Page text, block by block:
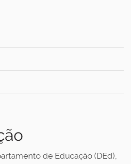
de Educação (DEd),